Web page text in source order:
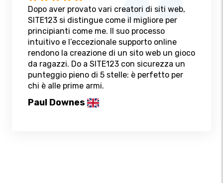
Dopo aver provato vari creatori di siti web,
SITE123 si distingue come il migliore per
principianti come me. Il suo processo
intuitivo e l’eccezionale supporto online
rendono la creazione di un sito web un gioco
da ragazzi. Do a SITE123 con sicurezza un
punteggio pieno di 5 stelle: è perfetto per
chi è alle prime armi.
Paul Downes